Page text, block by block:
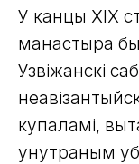
У канцы XIX
манастыра
Узвіжанскі
купаламі,
унутраным